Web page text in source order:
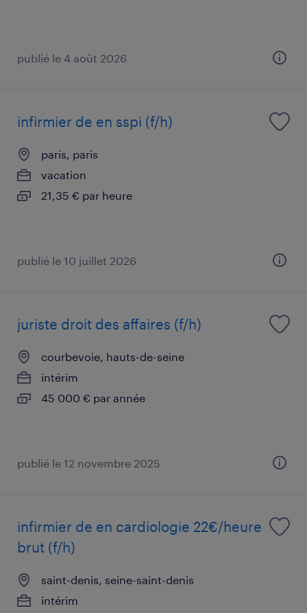
publié le 4 août 2026
infirmier de en sspi (f/h)
paris, paris
vacation
21,35 € par heure
publié le 10 juillet 2026
juriste droit des affaires (f/h)
courbevoie, hauts-de-seine
intérim
45 000 € par année
publié le 12 novembre 2025
infirmier de en cardiologie 22€/heure
brut (f/h)
saint-denis, seine-saint-denis
intérim